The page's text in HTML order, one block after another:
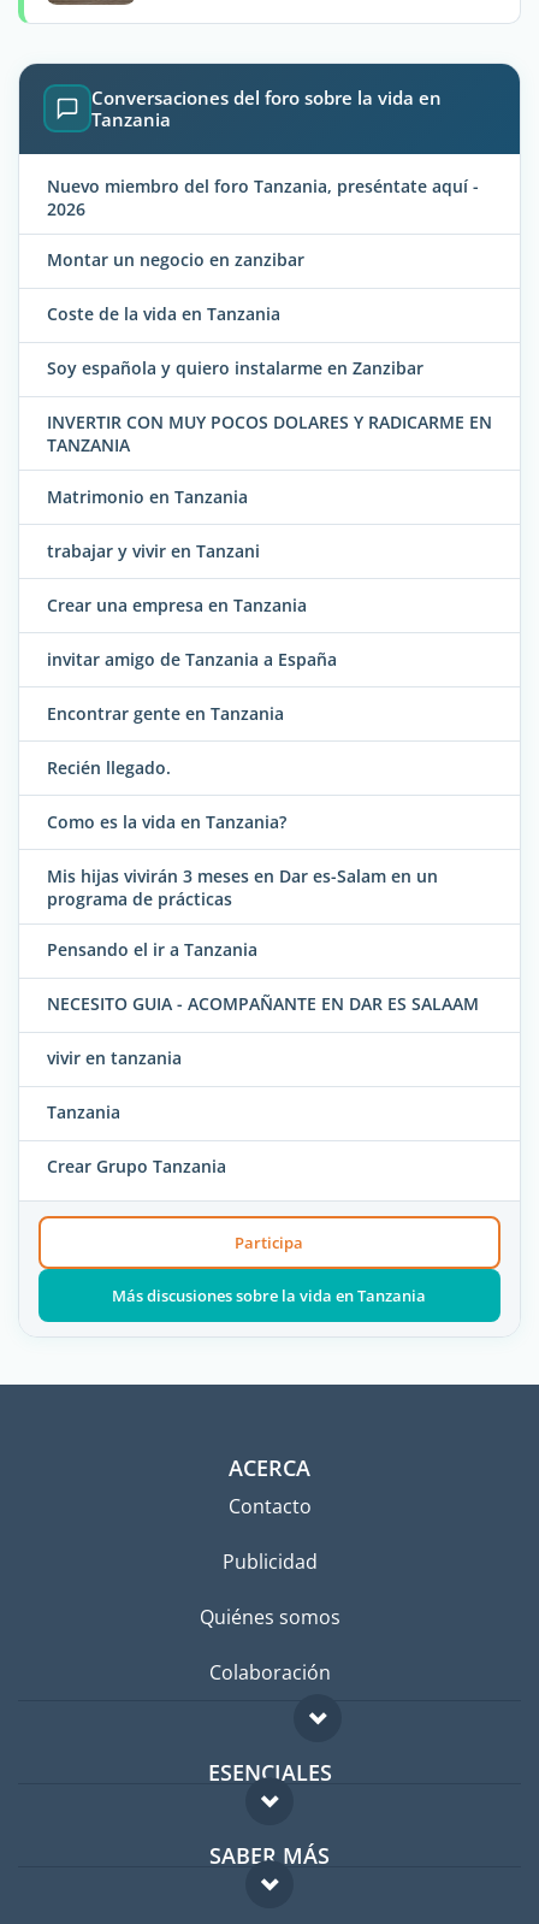
Conversaciones del foro sobre la vida en
Tanzania
Nuevo miembro del foro Tanzania, preséntate aquí -
2026
Montar un negocio en zanzibar
Coste de la vida en Tanzania
Soy española y quiero instalarme en Zanzibar
INVERTIR CON MUY POCOS DOLARES Y RADICARME EN
TANZANIA
Matrimonio en Tanzania
trabajar y vivir en Tanzani
Crear una empresa en Tanzania
invitar amigo de Tanzania a España
Encontrar gente en Tanzania
Recién llegado.
Como es la vida en Tanzania?
Mis hijas vivirán 3 meses en Dar es-Salam en un
programa de prácticas
Pensando el ir a Tanzania
NECESITO GUIA - ACOMPAÑANTE EN DAR ES SALAAM
vivir en tanzania
Tanzania
Crear Grupo Tanzania
Participa
Más discusiones sobre la vida en Tanzania
ACERCA
Contacto
Publicidad
Quiénes somos
Colaboración
ESENCIALES
Foro para expatriados
Guía para expatriados
SABER MÁS
FAQ